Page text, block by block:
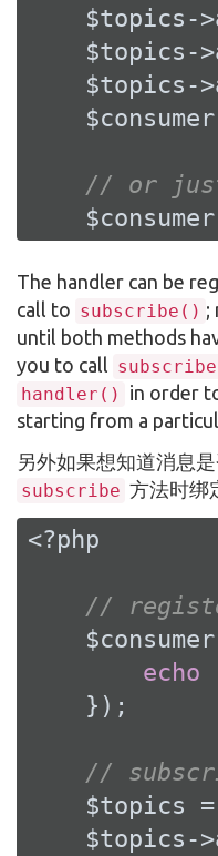
$topics-
$topics-
$topics-
// or
The handler can be
call to subscribe() ;
until both methods
you to call
handler()
in order
starting from a
另外如果想知道消息
subscribe 方法时绑
<?php
//
echo
    });
//
$topics
$topics-